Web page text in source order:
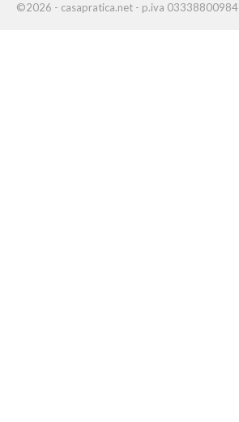
©2026 - casapratica.net - p.iva 03338800984